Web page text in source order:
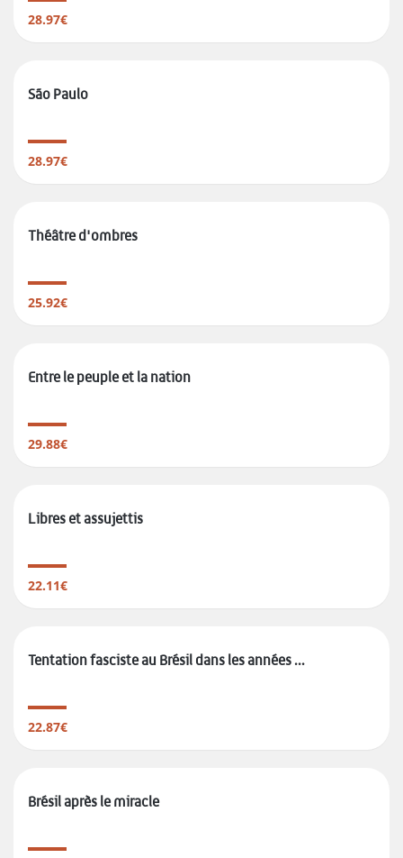
28.97€
São Paulo
28.97€
Théâtre d'ombres
25.92€
Entre le peuple et la nation
29.88€
Libres et assujettis
22.11€
Tentation fasciste au Brésil dans les années ...
22.87€
Brésil après le miracle